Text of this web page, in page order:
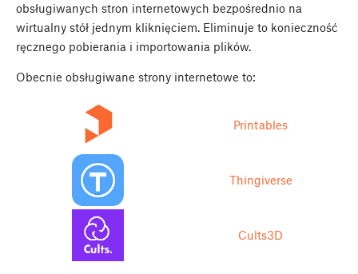
obsługiwanych stron internetowych bezpośrednio na
wirtualny stół jednym kliknięciem. Eliminuje to konieczność
ręcznego pobierania i importowania plików.
Obecnie obsługiwane strony internetowe to:
Printables
Thingiverse
Cults3D